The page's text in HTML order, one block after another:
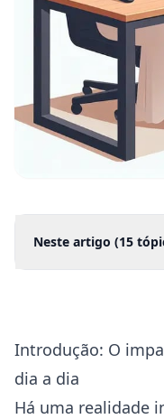
Neste artigo (15
Introdução: O
dia a dia
Há uma realidade